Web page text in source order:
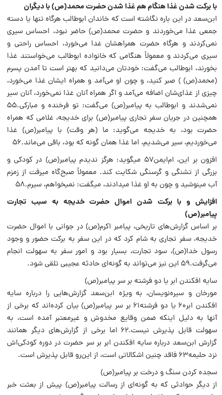
با برکت شدن غذا هنگام هم غذا شدن حضرت محمد‌(ص) با دیگران
ابن‌سعد در این باره نگاشته است که خاندان ابوطالب هرگاه تنها یا دسته
جمعی غذا می‌‏خوردند و حضرت محمد‌(ص) حاضر نبود، احساس سیری
نمی‌کردند و هرگاه حضرت همراهشان غدا می‌‏خورد، احساس راحتی و
سیری می‌‏کردند و معمولاً هنگامی که خانواده ابوطالب می‌‏خواستند غذا
بخورند، ابوطالب می‌گفت: خودتان می‌‏دانید که بهتر است تا آمدن پسرم
(محمد‌(ص) ) صبر کنید، و چون او می‌‏آمد و همراه ایشان غذا می‌‏خورد،
چیزی از غذای‌شان اضافه می‌‏آمد و اگر همراه آنان غذا نمی‌‏خورد، آنان سیر
نمی‌‏شدند و ابوطالب به پیامبر‌(ص) می‌‏گفت: تو فرخنده و مبارکی.۵۵
همچنین در جریان سفر تجاری پیامبر‌(ص) برای خدیجه، غلامی که همراه
حضرت بود، به خدیجه می‌گوید: ما (هر وقت) با پیامبر‌(ص) غذا
می‌خوردیم، سیر می‌شدیم، اما غذا همان گونه که بود، باقی می‌ماند.۵۶
افزون بر این، ام‌ایمن۵۷ می‏گوید: هرگز ندیدم پیامبر‌(ص) در کودکی و
بزرگی از تشنگی و گرسنگی شکایت کند. معمولاً صبح‌گاه می‏رفت از زمزم
آب می‏نوشید و چون به او غذا می‏دادند، می‏گفت: نمی‏خواهم، سیرم.۵۸
افزایش و با برکت شدن اموال حضرت خدیجه به سبب تجارت
پیامبر‌(ص)
بر اساس گزارش‌های تاریخی، پیامبر اکرم‌(ص) در جوانی با اموال حضرت
خدیجه، سفر تجاری به شام کرد که در این سفر به برکت حضور و وجود
رسول خدا‌(ص)، سود تجارت، بسیار بود و امور سفر به سهولت انجام
می‌گرفت.۵۹ این نیز می‌تواند به گونه‌ای حادثه عجیبی تلقی شود.
سایه افکندن ابر یا دو فرشته بر سر پیامبر‌(ص)
مورخان و سیره‌نویسان، به ویژه ابن‌سعد گزارش‌هایی را درباره سایه
افکندن ابر۶۰ یا دو فرشته۶۱ بر سر پیامبر‌(ص) بیان کرده‌اند که برخی از
آنها به دلیل اینکه ضمن وقایع مخدوش و غیرمعتبر آمده است، به
سهولت قابل پذیرش نیست.۶۲ اما برخی از گزارش‌های دیگر همانند
گزارش ابن‌سعد درباره سایه افکندن ابر بر سر حضرت در دوره کودکی‌اش
نزد حلیمه۶۳ فاقد چنین اشکالاتی است، از این‌رو قابل پذیرش است.
سجده کردن سنگ و درخت بر پیامبر‌(ص)
از دیگر حوادثی که به گونه‌ای از رسالت پیامبر‌(ص) پیش از بعثت خبر